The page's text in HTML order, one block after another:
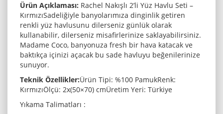
Ürün Açıklaması: Rachel Nakışlı 2’li Yüz Havlu Seti –
KırmızıSadeliğiyle banyolarımıza dinginlik getiren
renkli yüz havlusunu dilerseniz günlük olarak
kullanabilir, dilerseniz misafirlerinize saklayabilirsiniz.
Madame Coco, banyonuza fresh bir hava katacak ve
baktıkça içinizi açacak bu sade havluyu beğenilerinize
sunuyor.
Teknik Özellikler:Ürün Tipi: %100 PamukRenk:
KırmızıÖlçü: 2x(50×70) cmÜretim Yeri: Türkiye
Yıkama Talimatları :